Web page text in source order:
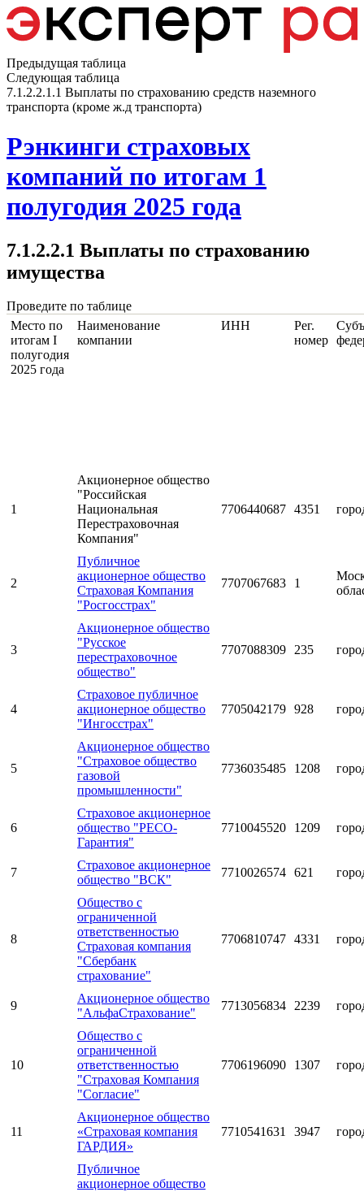
Предыдущая таблица
Следующая таблица
7.1.2.2.1.1 Выплаты по страхованию средств наземного
транспорта (кроме ж.д транспорта)
Рэнкинги страховых
компаний по итогам 1
полугодия 2025 года
7.1.2.2.1 Выплаты по страхованию
имущества
Проведите по таблице
Место по
итогам I
полугодия
2025 года
Наименование
компании
ИНН
Рег.
номер
1
Акционерное общество
"Российская
Национальная
Перестраховочная
Компания"
7706440687 4351
2
Публичное
акционерное общество
Страховая Компания
"Росгосстрах"
7707067683 1
3
Акционерное общество
"Русское
перестраховочное
общество"
7707088309 235
4
Страховое публичное
акционерное общество
"Ингосстрах"
7705042179 928
5
Акционерное общество
"Страховое общество
газовой
промышленности"
7736035485 1208
6
Страховое акционерное
общество "РЕСО-
Гарантия"
7710045520 1209
7
Страховое акционерное
общество "ВСК"
7710026574 621
8
Общество с
ограниченной
ответственностью
Страховая компания
"Сбербанк
страхование"
7706810747 4331
9
Акционерное общество
"АльфаСтрахование"
7713056834 2239
10
Общество с
ограниченной
ответственностью
"Страховая Компания
"Согласие"
7706196090 1307
11
Акционерное общество
«Страховая компания
ГАРДИЯ»
7710541631 3947
Публичное
акционерное общество